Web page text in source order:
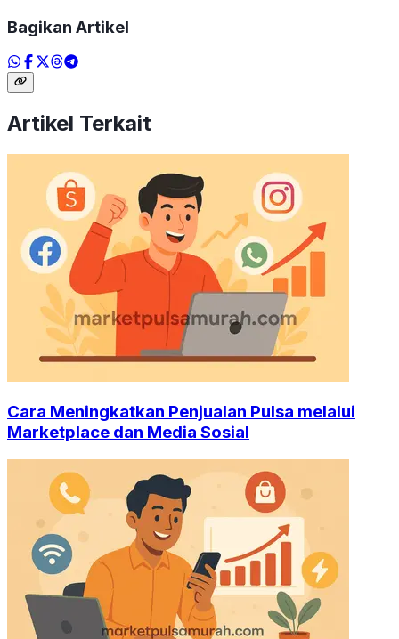
Bagikan Artikel
Artikel Terkait
Cara Meningkatkan Penjualan Pulsa melalui
Marketplace dan Media Sosial